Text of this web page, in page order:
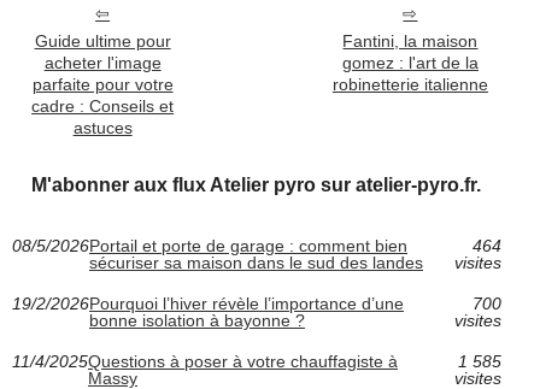
Guide ultime pour
acheter l'image
parfaite pour votre
cadre : Conseils et
astuces
Fantini, la maison
gomez : l'art de la
robinetterie italienne
M'abonner aux flux Atelier pyro sur atelier-pyro.fr.
08/5/2026Portail et porte de garage : comment bien
sécuriser sa maison dans le sud des landes
464
visites
19/2/2026Pourquoi l’hiver révèle l’importance d’une
bonne isolation à bayonne ?
700
visites
11/4/2025Questions à poser à votre chauffagiste à
Massy
1 585
visites